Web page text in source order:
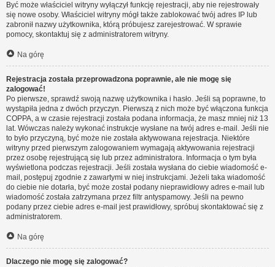
Być może właściciel witryny wyłączył funkcję rejestracji, aby nie rejestrowały
się nowe osoby. Właściciel witryny mógł także zablokować twój adres IP lub
zabronił nazwy użytkownika, którą próbujesz zarejestrować. W sprawie
pomocy, skontaktuj się z administratorem witryny.
Na górę
Rejestracja została przeprowadzona poprawnie, ale nie mogę się
zalogować!
Po pierwsze, sprawdź swoją nazwę użytkownika i hasło. Jeśli są poprawne, to
wystąpiła jedna z dwóch przyczyn. Pierwszą z nich może być włączona funkcja
COPPA, a w czasie rejestracji została podana informacja, że masz mniej niż 13
lat. Wówczas należy wykonać instrukcje wysłane na twój adres e-mail. Jeśli nie
to było przyczyną, być może nie została aktywowana rejestracja. Niektóre
witryny przed pierwszym zalogowaniem wymagają aktywowania rejestracji
przez osobę rejestrującą się lub przez administratora. Informacja o tym była
wyświetlona podczas rejestracji. Jeśli została wysłana do ciebie wiadomość e-
mail, postępuj zgodnie z zawartymi w niej instrukcjami. Jeżeli taka wiadomość
do ciebie nie dotarła, być może został podany nieprawidłowy adres e-mail lub
wiadomość została zatrzymana przez filtr antyspamowy. Jeśli na pewno
podany przez ciebie adres e-mail jest prawidłowy, spróbuj skontaktować się z
administratorem.
Na górę
Dlaczego nie mogę się zalogować?